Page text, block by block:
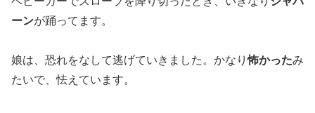
ーンが踊ってます。
娘は、恐れをなして逃げていきました。かなり怖かったみ
たいで、怯えています。